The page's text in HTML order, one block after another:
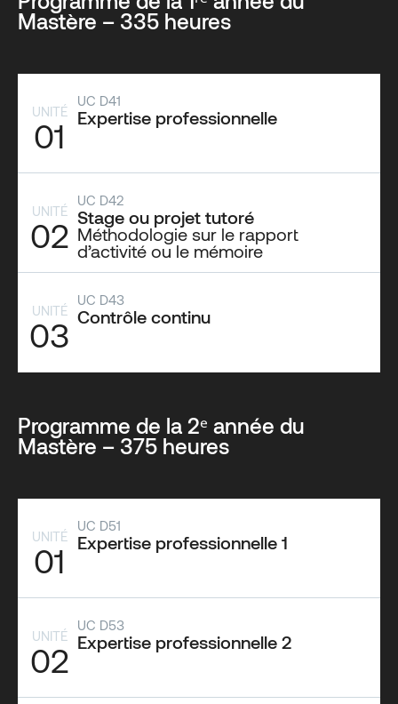
Mastère – 335 heures
UNITÉ
01
UC D41
Expertise professionnelle
UNITÉ
02
UC D42
Stage ou projet tutoré
Méthodologie sur le rapport
d’activité ou le mémoire
UNITÉ
03
UC D43
Contrôle continu
Programme de la 2ᵉ année du
Mastère – 375 heures
UNITÉ
01
UC D51
Expertise professionnelle 1
UNITÉ
02
UC D53
Expertise professionnelle 2